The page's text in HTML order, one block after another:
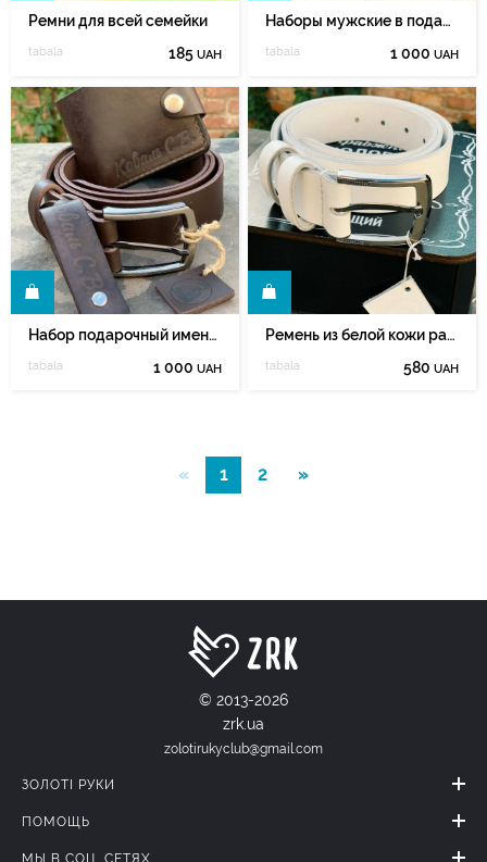
Ремни для всей семейки
tabala 185 UAH
Наборы мужские в подарочных деревянных боксах
tabala 1 000 UAH
Набор подарочный именной
tabala 1 000 UAH
КУПИТЬ
Ремень из белой кожи растительного дубления
tabala 580 UAH
« 1 2 »
© 2013-2026
zrk.ua
zolotirukyclub@gmail.com
ЗОЛОТІ РУКИ
ПОМОЩЬ